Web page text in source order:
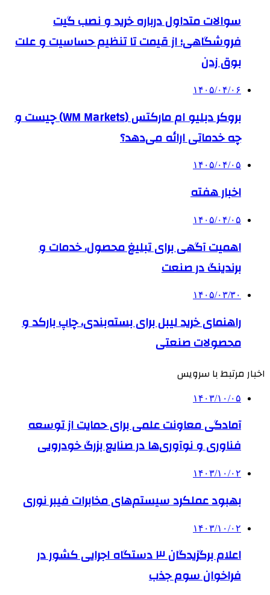
سوالات متداول درباره خرید و نصب گیت
فروشگاهی؛ از قیمت تا تنظیم حساسیت و علت
بوق زدن
۱۴۰۵/۰۴/۰۶
بروکر دبلیو ام مارکتس (WM Markets) چیست و
چه خدماتی ارائه می‌دهد؟
۱۴۰۵/۰۴/۰۵
اخبار هفته
۱۴۰۵/۰۴/۰۵
اهمیت آگهی برای تبلیغ محصول، خدمات و
برندینگ در صنعت
۱۴۰۵/۰۳/۳۰
راهنمای خرید لیبل برای بسته‌بندی، چاپ بارکد و
محصولات صنعتی
اخبار مرتبط با سرویس
۱۴۰۳/۱۰/۰۵
آمادگی معاونت علمی برای حمایت از توسعه
فناوری و نوآوری‌ها در صنایع بزرگ خودرویی
۱۴۰۳/۱۰/۰۲
بهبود عملکرد سیستم‌های مخابرات فیبر نوری
۱۴۰۳/۱۰/۰۲
اعلام برگزیدگان ۳ دستگاه اجرایی کشور در
فراخوان سوم جذب